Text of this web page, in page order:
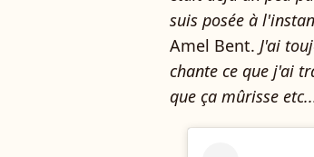
suis posée à
Amel Bent. J'ai
chante ce que j'ai
que ça mûrisse